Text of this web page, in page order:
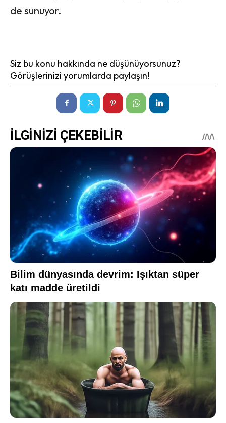
de sunuyor.
Siz bu konu hakkında ne düşünüyorsunuz?
Görüşlerinizi yorumlarda paylaşın!